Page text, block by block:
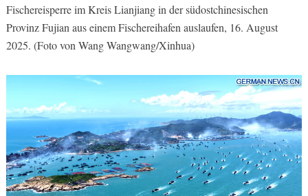
Fischereisperre im Kreis Lianjiang in der südostchinesischen
Provinz Fujian aus einem Fischereihafen auslaufen, 16. August
2025. (Foto von Wang Wangwang/Xinhua)